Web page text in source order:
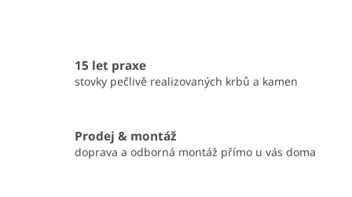
15 let praxe
stovky pečlivě realizovaných krbů a kamen
Prodej & montáž
doprava a odborná montáž přímo u vás doma